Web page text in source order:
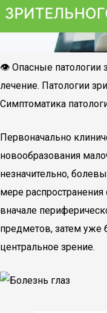
👁 Опасные патологии
лечение. Патологии
Симптоматика
Первоначально
новообразования
незначительно,
мере
вначале
предметов, затем уже
центральное зрение.